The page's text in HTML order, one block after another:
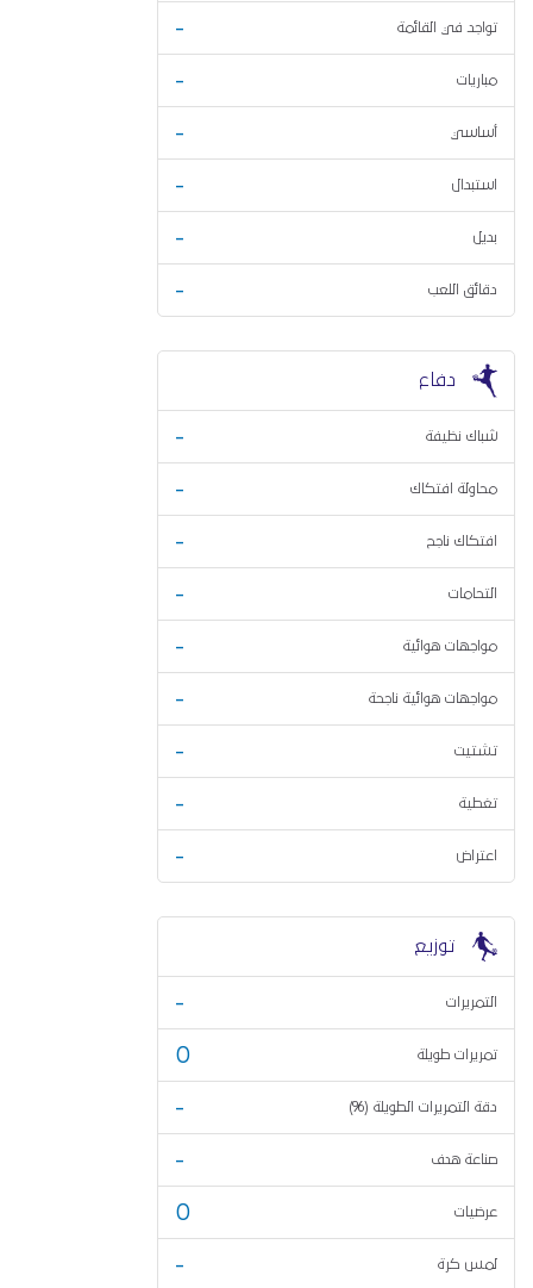
تواجد في القائمة -
مباريات -
أساسي -
استبدال -
بديل -
دقائق اللعب -
دفاع
شباك نظيفة -
محاولة افتكاك -
افتكاك ناجح -
التحامات -
مواجهات هوائية -
مواجهات هوائية ناجحة -
تشتيت -
تغطية -
اعتراض -
توزيع
التمريرات -
تمريرات طويلة 0
دقة التمريرات الطويلة (%) -
صناعة هدف -
عرضيات 0
لمس كرة -